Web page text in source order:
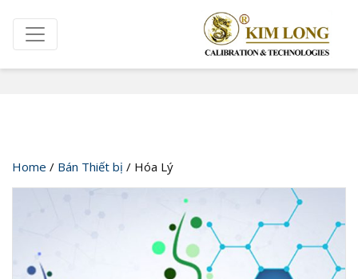
Cửa hàng
Home / Bán Thiết bị / Hóa Lý